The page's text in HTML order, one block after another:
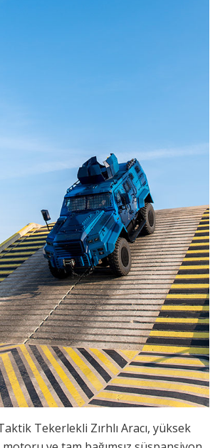
Tekerlekli Zırhlı Aracı, yüksek